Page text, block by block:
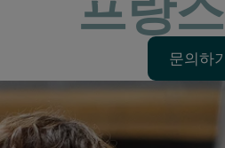
문의하
문의하